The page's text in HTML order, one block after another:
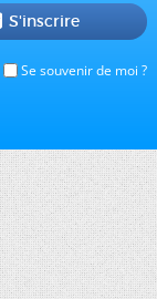
Se souvenir de moi ?
S'inscrire